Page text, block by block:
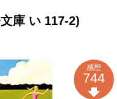
庫 い 117-2)
感想
744